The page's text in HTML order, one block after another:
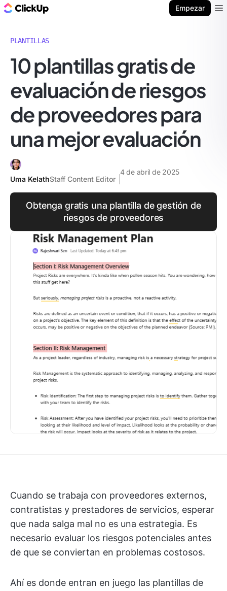
Empezar
PLANTILLAS
10 plantillas gratis de
evaluación de riesgos
de proveedores para
una mejor evaluación
Uma KelathStaff Content Editor
4 de abril de 2025
Obtenga gratis una plantilla de gestión de
riesgos de proveedores
Cuando se trabaja con proveedores externos,
contratistas y prestadores de servicios, esperar
que nada salga mal no es una estrategia. Es
necesario evaluar los riesgos potenciales antes
de que se conviertan en problemas costosos.
Ahí es donde entran en juego las plantillas de